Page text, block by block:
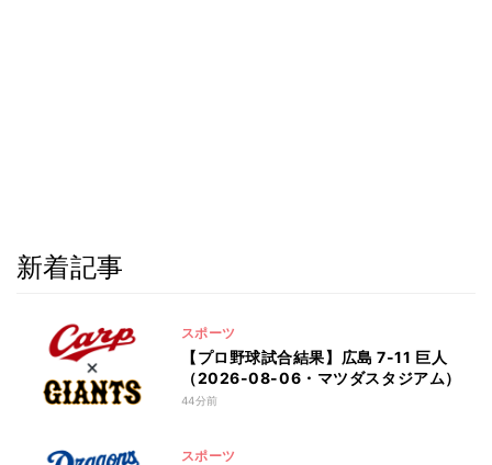
新着記事
スポーツ
【プロ野球試合結果】広島 7-11 巨人
（2026-08-06・マツダスタジアム）
44分前
スポーツ